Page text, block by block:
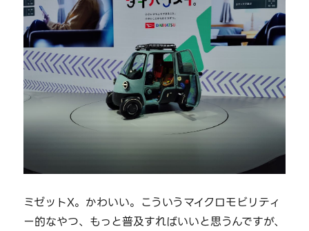
ミゼットX。かわいい。こういうマイクロモビリティ
ー的なやつ、もっと普及すればいいと思うんですが、